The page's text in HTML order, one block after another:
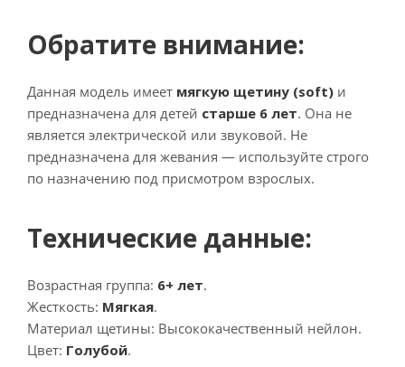
Обратите внимание:
Данная модель имеет мягкую щетину (soft) и
предназначена для детей старше 6 лет. Она не
является электрической или звуковой. Не
предназначена для жевания — используйте строго
по назначению под присмотром взрослых.
Технические данные:
Возрастная группа: 6+ лет.
Жесткость: Мягкая.
Материал щетины: Высококачественный нейлон.
Цвет: Голубой.